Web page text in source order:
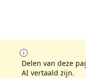
Delen van deze
AI vertaald zijn.